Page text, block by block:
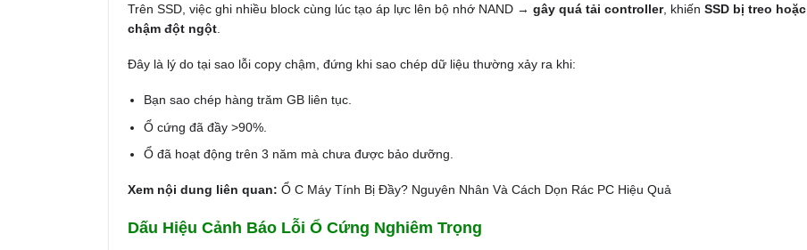
Trên SSD, việc ghi nhiều block cùng lúc tạo áp lực lên bộ nhớ NAND → gây quá tải controller, khiến SSD bị treo hoặc
chậm đột ngột
Đây là lý do tại sao lỗi copy chậm, đứng khi sao chép dữ liệu thường xảy ra khi:
Bạn sao chép hàng trăm GB liên tục.
Ổ cứng đã đầy >90%.
Ổ đã hoạt động trên 3 năm mà chưa được bảo dưỡng.
Xem nội dung liên quan: Ổ C Máy Tính Bị Đầy? Nguyên Nhân Và Cách Dọn Rác PC Hiệu Quả
Dấu Hiệu Cảnh Báo Lỗi Ổ Cứng Nghiêm Trọng